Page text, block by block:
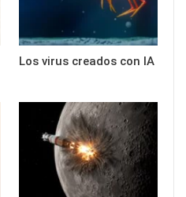
Los virus creados con IA